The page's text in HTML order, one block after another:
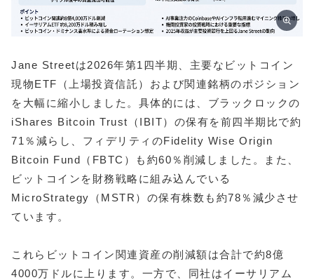
Jane Streetは2026年第1四半期、主要なビットコイン
現物ETF（上場投資信託）および関連銘柄のポジション
を大幅に縮小しました。具体的には、ブラックロックの
iShares Bitcoin Trust（IBIT）の保有を前四半期比で約
71％減らし、フィデリティのFidelity Wise Origin
Bitcoin Fund（FBTC）も約60％削減しました。また、
ビットコインを財務戦略に組み込んでいる
MicroStrategy（MSTR）の保有株数も約78％減少させ
ています。
これらビットコイン関連資産の削減額は合計で約8億
4000万ドルに上ります。一方で、同社はイーサリアム